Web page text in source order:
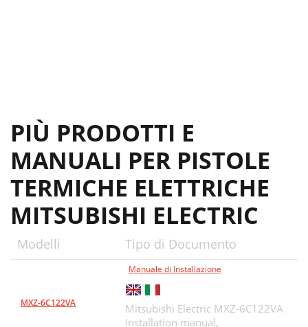
PIÙ PRODOTTI E
MANUALI PER PISTOLE
TERMICHE ELETTRICHE
MITSUBISHI ELECTRIC
Modelli Tipo di Documento
MXZ-6C122VA
Manuale di Installazione
Mitsubishi Electric MXZ-6C122VA
Installation manual,